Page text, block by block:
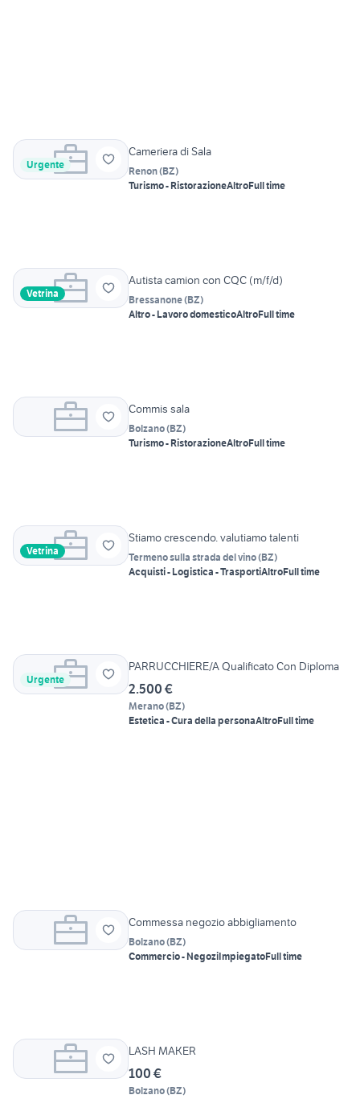
Urgente
Cameriera di Sala
Renon(BZ)
Turismo - RistorazioneAltroFull time
Vetrina
Autista camion con CQC (m/f/d)
Bressanone(BZ)
Altro - Lavoro domesticoAltroFull time
Commis sala
Bolzano(BZ)
Turismo - RistorazioneAltroFull time
Vetrina
Stiamo crescendo. valutiamo talenti
Termeno sulla strada del vino(BZ)
Acquisti - Logistica - TrasportiAltroFull time
Urgente
PARRUCCHIERE/A Qualificato Con Diploma
2.500 €
Merano(BZ)
Estetica - Cura della personaAltroFull time
Commessa negozio abbigliamento
Bolzano(BZ)
Commercio - NegoziImpiegatoFull time
LASH MAKER
100 €
Bolzano(BZ)